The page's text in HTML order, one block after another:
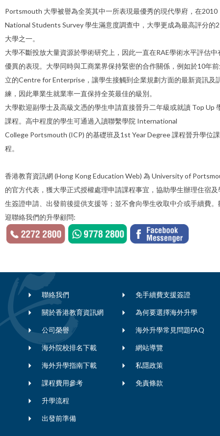
Portsmouth 大學被譽為全英其中一所表現最優秀的現代學府，在2010
National Students Survey 學生滿意度調查中，大學更成為最高評分的
大學之一。
大學不斷投放大量資源於學術研究上，因此一直在RAE學術水平評估中
優異的表現。大學同時與工商業界保持緊密的合作關係，例如於10年
立的Centre for Enterprise，讓學生接觸到企業規劃方面的最新資訊及
練，因此畢業生就業率一直保持全英最佳的級別。
大學歡迎副學士及高級文憑的學生申請直接晉升二年級或就讀 Top Up
課程。高中程度的學生可通過入讀聯繫學院 International
College Portsmouth (ICP) 的基礎班及1st Year Degree 課程晉升學位課
程。
香港教育資訊網 (Hong Kong Education Web) 為 University of
的官方代表，獲大學正式授權處理申請課程事宜，協助學生辦理住宿及
生簽證申請、出發前後提供支援等；並不會向學生收取中介或手續費。
迎聯絡我們的升學顧問:
聯絡我們
關於香港教育資訊網
公司榮譽
海外院校排名下載
海外升學指南下載
課程費用參考
升學流程
出發前準備
免手續費支援簽證
為何要選擇海外升學
海外升學常見問題FAQ
網站導覽
私隱政策
免責條款